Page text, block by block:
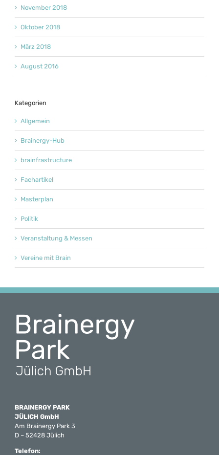
November 2018
Oktober 2018
März 2018
August 2016
Kategorien
Allgemein
Brainergy-Hub
brainfrastructure
Fachartikel
Masterplan
Politik
Veranstaltung & Messen
Vereine mit Brain
BRAINERGY PARK
JÜLICH GmbH
Am Brainergy Park 3
D – 52428 Jülich
Telefon: